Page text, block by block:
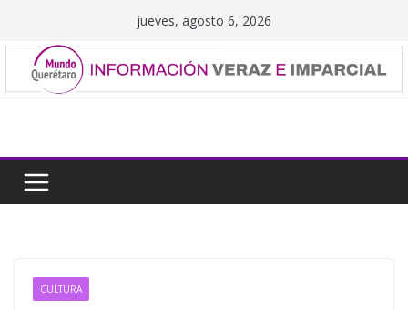
contenido
jueves, agosto 6, 2026
CULTURA